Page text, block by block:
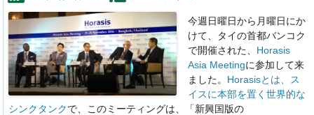
b
o
o
k
dI
n
a
今週日曜日から月曜日にか
けて、タイの首都バンコク
で開催された、 Horasis
Asia Meetingに参加して来
ました。 Horasisとは、ス
イスに本部を置く世界的な
シンクタンクで、このミーティングは、「新興国版の